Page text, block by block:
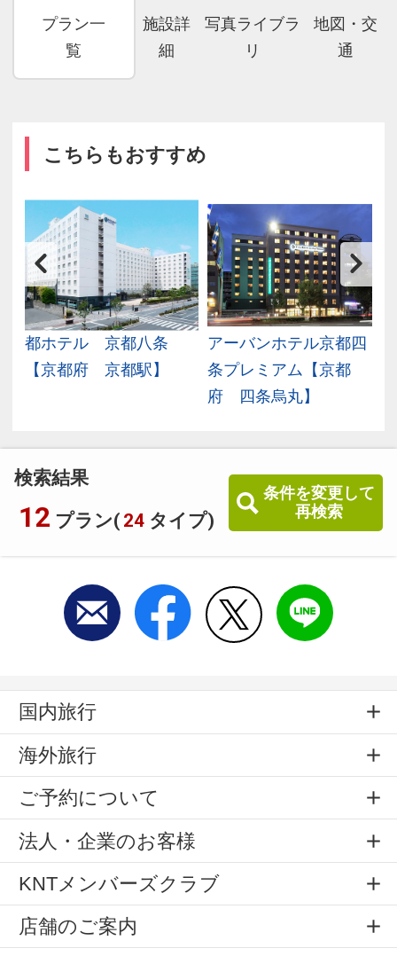
検索結果
12 プラン( 24 タイプ)
条件を変更して
再検索
プラン一
覧
施設詳
細
写真ライブラ
リ
地図・交
通
こちらもおすすめ
都ホテル 京都八条
【京都府 京都駅】
アーバンホテル京都四
条プレミアム【京都
府 四条烏丸】
国内旅行
海外旅行
ご予約について
法人・企業のお客様
KNTメンバーズクラブ
店舗のご案内